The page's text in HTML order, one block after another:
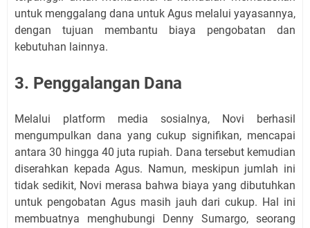
untuk menggalang dana untuk Agus melalui yayasannya,
dengan tujuan membantu biaya pengobatan dan
kebutuhan lainnya.
3. Penggalangan Dana
Melalui platform media sosialnya, Novi berhasil
mengumpulkan dana yang cukup signifikan, mencapai
antara 30 hingga 40 juta rupiah. Dana tersebut kemudian
diserahkan kepada Agus. Namun, meskipun jumlah ini
tidak sedikit, Novi merasa bahwa biaya yang dibutuhkan
untuk pengobatan Agus masih jauh dari cukup. Hal ini
membuatnya menghubungi Denny Sumargo, seorang